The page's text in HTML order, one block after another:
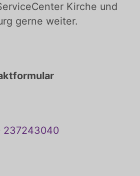
Kirche und
gerne weiter.
237243040